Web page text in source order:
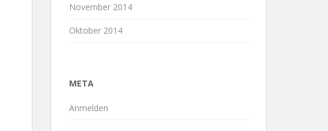
November 2014
Oktober 2014
META
Anmelden